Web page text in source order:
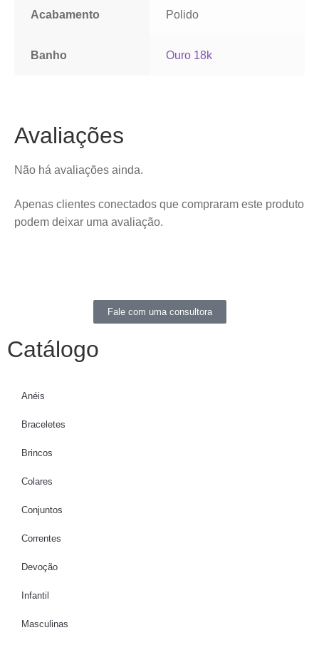
Acabamento Polido
Banho Ouro 18k
Avaliações
Não há avaliações ainda.
Apenas clientes conectados que compraram este produto
podem deixar uma avaliação.
Fale com uma consultora
Catálogo
Anéis
Braceletes
Brincos
Colares
Conjuntos
Correntes
Devoção
Infantil
Masculinas